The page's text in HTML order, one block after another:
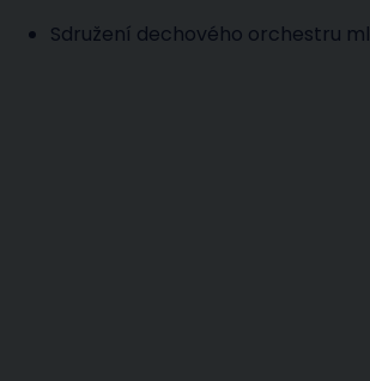
Sdružení dechového orchestru